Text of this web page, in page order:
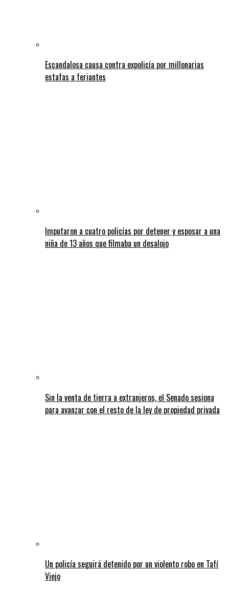
Escandalosa causa contra expolicía por millonarias
estafas a feriantes
Imputaron a cuatro policías por detener y esposar a una
niña de 13 años que filmaba un desalojo
Sin la venta de tierra a extranjeros, el Senado sesiona
para avanzar con el resto de la ley de propiedad privada
Un policía seguirá detenido por un violento robo en Tafí
Viejo